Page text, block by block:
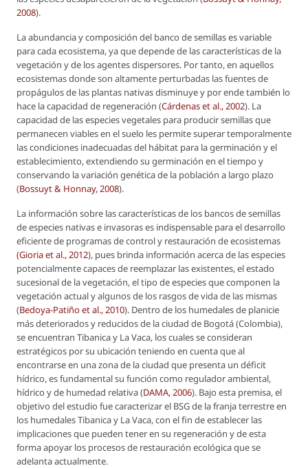
2008).
La abundancia y composición del banco de semillas es variable
para cada ecosistema, ya que depende de las características de la
vegetación y de los agentes dispersores. Por tanto, en aquellos
ecosistemas donde son altamente perturbadas las fuentes de
propágulos de las plantas nativas disminuye y por ende también lo
hace la capacidad de regeneración (Cárdenaset al., 2002). La
capacidad de las especies vegetales para producir semillas que
permanecen viables en el suelo les permite superar temporalmente
las condiciones inadecuadas del hábitat para la germinación y el
establecimiento, extendiendo su germinación en el tiempo y
conservando la variación genética de la población a largo plazo
(Bossuyt & Honnay, 2008).
La información sobre las características de los bancos de semillas
de especies nativas e invasoras es indispensable para el desarrollo
eficiente de programas de control y restauración de ecosistemas
(Gioriaet al., 2012), pues brinda información acerca de las especies
potencialmente capaces de reemplazar las existentes, el estado
sucesional de la vegetación, el tipo de especies que componen la
vegetación actual y algunos de los rasgos de vida de las mismas
(Bedoya-Patiñoet al., 2010). Dentro de los humedales de planicie
más deteriorados y reducidos de la ciudad de Bogotá (Colombia),
se encuentran Tibanica y La Vaca, los cuales se consideran
estratégicos por su ubicación teniendo en cuenta que al
encontrarse en una zona de la ciudad que presenta un déficit
hídrico, es fundamental su función como regulador ambiental,
hídrico y de humedad relativa (DAMA, 2006). Bajo esta premisa, el
objetivo del estudio fue caracterizar el BSG de la franja terrestre en
los humedales Tibanica y La Vaca, con el fin de establecer las
implicaciones que pueden tener en su regeneración y de esta
forma apoyar los procesos de restauración ecológica que se
adelanta actualmente.